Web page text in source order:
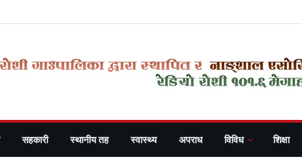
सहकारी स्थानीय तह स्वास्थ्य अपराध विविध शिक्षा